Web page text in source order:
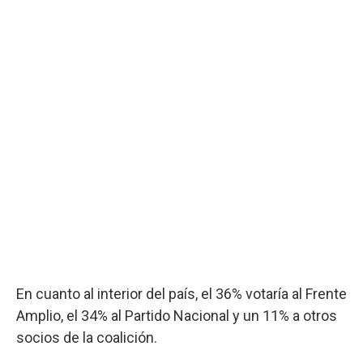
En cuanto al interior del país, el 36% votaría al Frente
Amplio, el 34% al Partido Nacional y un 11% a otros
socios de la coalición.